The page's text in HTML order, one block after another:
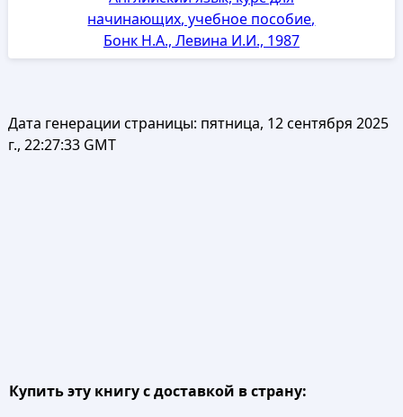
начинающих, учебное пособие,
Бонк Н.А., Левина И.И., 1987
Дата генерации страницы: пятница, 12 сентября 2025
г., 22:27:33 GMT
Купить эту книгу с доставкой в страну: